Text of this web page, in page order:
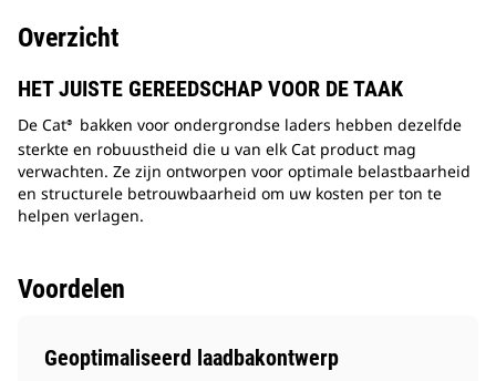
Overzicht
HET JUISTE GEREEDSCHAP VOOR DE TAAK
De Cat® bakken voor ondergrondse laders hebben dezelfde
sterkte en robuustheid die u van elk Cat product mag
verwachten. Ze zijn ontworpen voor optimale belastbaarheid
en structurele betrouwbaarheid om uw kosten per ton te
helpen verlagen.
Voordelen
Geoptimaliseerd laadbakontwerp